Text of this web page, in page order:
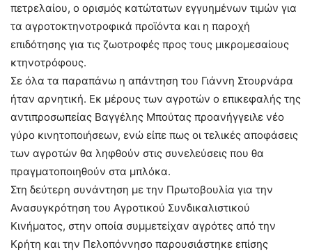
πετρελαίου, ο ορισμός κατώτατων εγγυημένων τιμών για
τα αγροτοκτηνοτροφικά προϊόντα και η παροχή
επιδότησης για τις ζωοτροφές προς τους μικρομεσαίους
κτηνοτρόφους.
Σε όλα τα παραπάνω η απάντηση του Γιάννη Στουρνάρα
ήταν αρνητική. Εκ μέρους των αγροτών ο επικεφαλής της
αντιπροσωπείας Βαγγέλης Μπούτας προανήγγειλε νέο
γύρο κινητοποιήσεων, ενώ είπε πως οι τελικές αποφάσεις
των αγροτών θα ληφθούν στις συνελεύσεις που θα
πραγματοποιηθούν στα μπλόκα.
Στη δεύτερη συνάντηση με την Πρωτοβουλία για την
Ανασυγκρότηση του Αγροτικού Συνδικαλιστικού
Κινήματος, στην οποία συμμετείχαν αγρότες από την
Κρήτη και την Πελοπόννησο παρουσιάστηκε επίσης